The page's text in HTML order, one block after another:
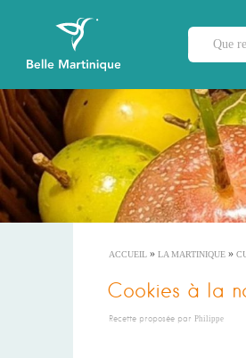
ACCUEIL » LA MARTINIQUE »
Cookies à la
Recette proposée par Philippe